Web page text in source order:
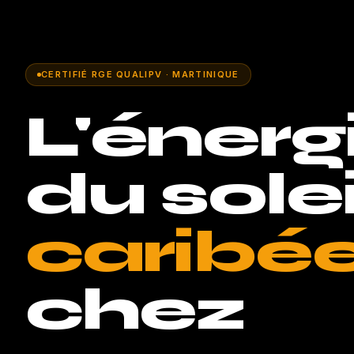
CERTIFIÉ RGE QUALIPV · MARTINIQUE
du
chez